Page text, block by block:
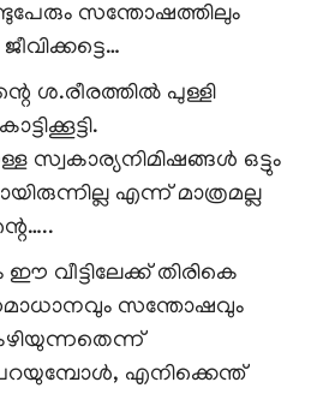
സന്തോഷത്തിലും
ശ.രീരത്തിൽ പുള്ളി
സ്വകാര്യനിമിഷങ്ങൾ ഒട്ടും
എന്ന് മാത്രമല്ല
വീട്ടിലേക്ക് തിരികെ
സന്തോഷവും
എനിക്കെന്ത്